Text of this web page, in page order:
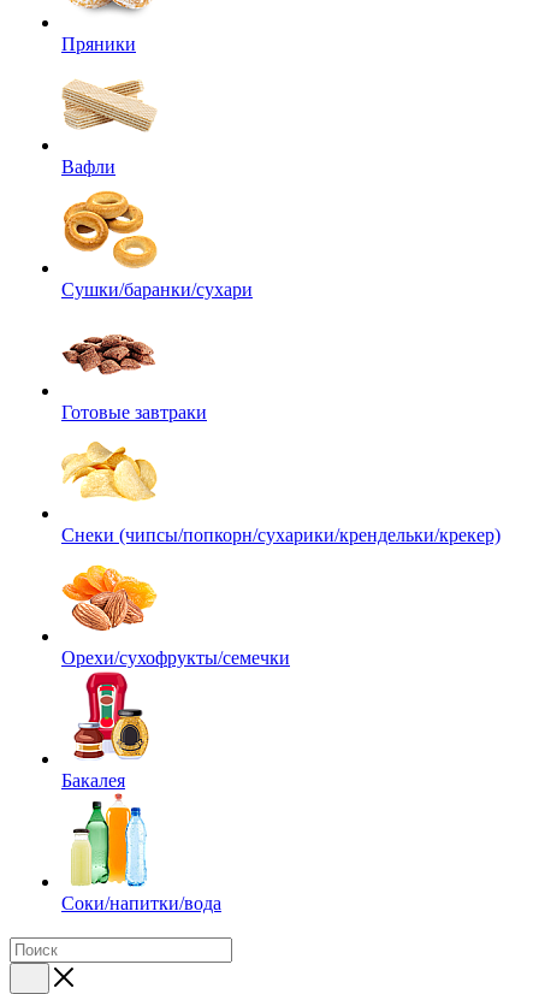
Пряники
Вафли
Сушки/баранки/сухари
Готовые завтраки
Снеки (чипсы/попкорн/сухарики/крендельки/крекер)
Орехи/сухофрукты/семечки
Бакалея
Соки/напитки/вода